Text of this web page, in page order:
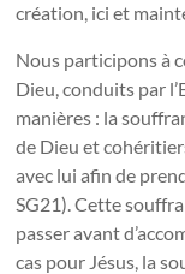
création, ici et
Nous participons à
Dieu, conduits par
manières : la
de Dieu et
avec lui afin de
SG21). Cette
passer avant
cas pour Jésus, la